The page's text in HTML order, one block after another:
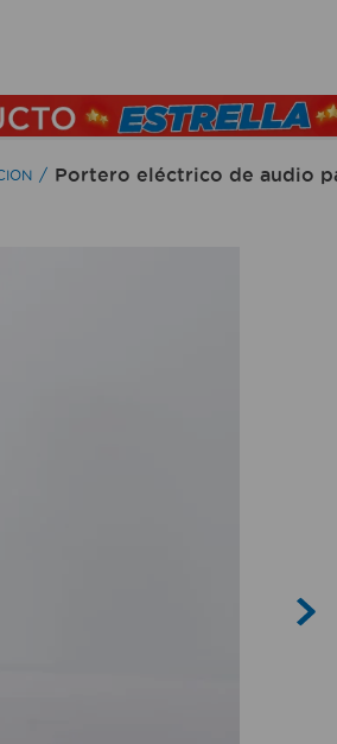
Portero eléctrico de audio
TÉRMINOS MÁS BUSCADOS
1.
lamparas
2.
ducha